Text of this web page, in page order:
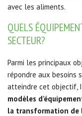
avec les aliments.
QUELS
SECTEUR?
Parmi les principaux
répondre aux besoins
atteindre cet objectif,
modèles
la transformation de